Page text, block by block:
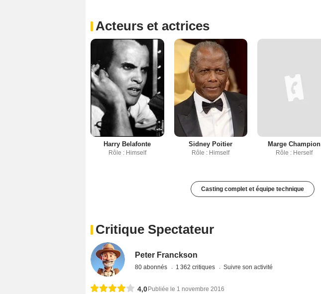
Acteurs et actrices
Harry Belafonte
Rôle : Himself
Sidney Poitier
Rôle : Himself
Marge Champion
Rôle : Herself
Casting complet et équipe technique
Critique Spectateur
Peter Franckson
80 abonnés 1 362 critiques Suivre son activité
4,0 Publiée le 1 novembre 2016